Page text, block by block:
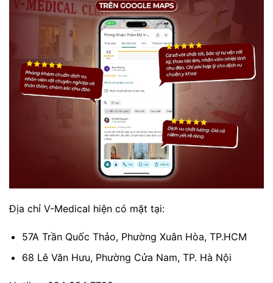
Địa chỉ V-Medical hiện có mặt tại:
57A Trần Quốc Thảo, Phường Xuân Hòa, TP.HCM
68 Lê Văn Hưu, Phường Cửa Nam, TP. Hà Nội